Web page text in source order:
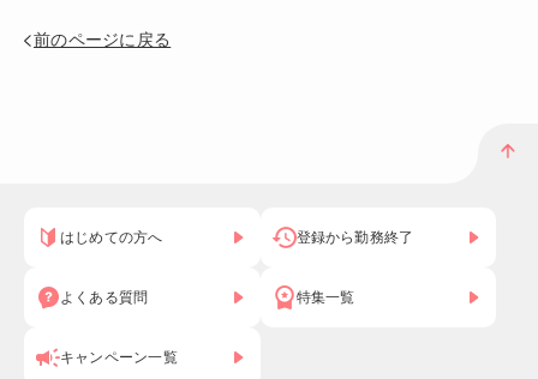
前のページに戻る
はじめての方へ 登録から勤務終了
よくある質問 特集一覧
キャンペーン一覧